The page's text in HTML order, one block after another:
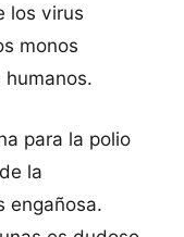
los virus
monos
para la polio
la
engañosa.